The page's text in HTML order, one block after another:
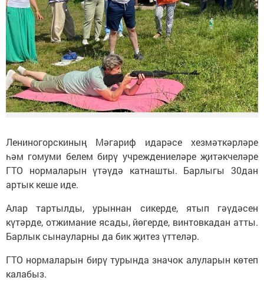
Лениногорскиның Мәгариф идарәсе хезмәткәрләре
һәм гомуми белем бирү учреждениеләре җитәкчеләре
ГТО нормаларын үтәүдә катнашты. Барлыгы 30дан
артык кеше иде.
Алар тартылды, урыннан сикерде, ятып гәүдәсен
күтәрде, отжимание ясады, йөгерде, винтовкадан атты.
Барлык сынауларны да бик җитез үттеләр.
ГТО нормаларын бирү турында значок алуларын көтеп
калабыз.